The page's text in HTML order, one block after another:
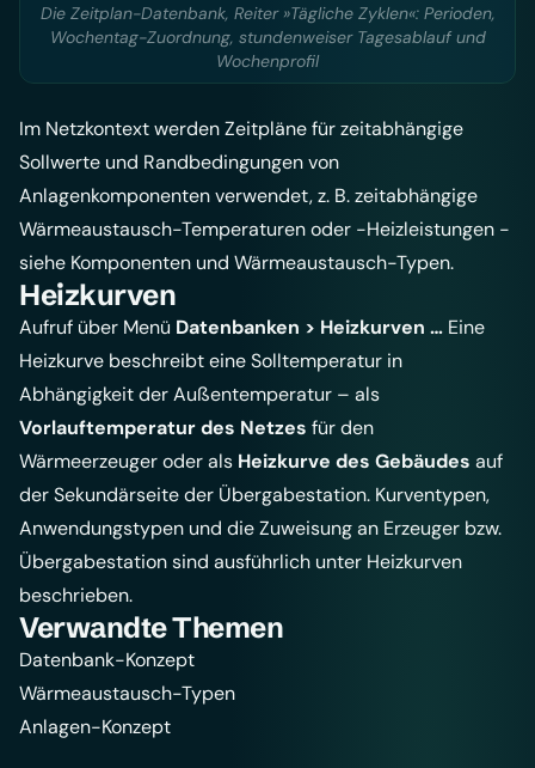
Die Zeitplan-Datenbank, Reiter »Tägliche Zyklen«: Perioden,
Wochentag-Zuordnung, stundenweiser Tagesablauf und
Wochenprofil
Im Netzkontext werden Zeitpläne für zeitabhängige
Sollwerte und Randbedingungen von
Anlagenkomponenten verwendet, z. B. zeitabhängige
Wärmeaustausch-Temperaturen oder -Heizleistungen -
siehe Komponenten und Wärmeaustausch-Typen.
Heizkurven
Aufruf über Menü Datenbanken > Heizkurven … Eine
Heizkurve beschreibt eine Solltemperatur in
Abhängigkeit der Außentemperatur – als
Vorlauftemperatur des Netzes für den
Wärmeerzeuger oder als Heizkurve des Gebäudes auf
der Sekundärseite der Übergabestation. Kurventypen,
Anwendungstypen und die Zuweisung an Erzeuger bzw.
Übergabestation sind ausführlich unter Heizkurven
beschrieben.
Verwandte Themen
Datenbank-Konzept
Wärmeaustausch-Typen
Anlagen-Konzept